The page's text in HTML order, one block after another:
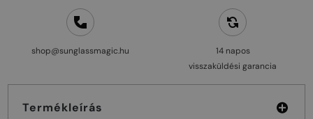
shop@sunglassmagic.hu
14 napos
visszaküldési garancia
Termékleírás